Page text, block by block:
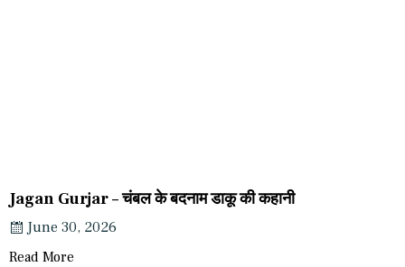
Jagan Gurjar – चंबल के बदनाम डाकू की कहानी
June 30, 2026
Read More